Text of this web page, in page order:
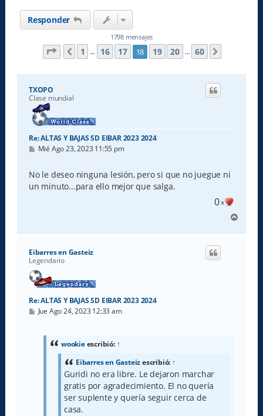
Responder
1798 mensajes
Página 18 de60
Anterior
1 … 16 17 18 19 20 … 60
TXOPO
Clase mundial
Re: ALTAS Y BAJAS SD EIBAR 2023 2024
M
s
a
j
Mié Ago 23, 2023 11:55 pm
No le deseo ninguna lesión, pero si que no juegue ni
un minuto...para ello mejor que salga.
0x
r
Eibarres en Gasteiz
Legendario
Re: ALTAS Y BAJAS SD EIBAR 2023 2024
M
Jue Ago 24, 2023 12:33 am
wookieescribió: ↑
Eibarres en Gasteizescribió: ↑
Guridi no era libre. Le dejaron marchar
gratis por agradecimiento. El no quería
ser suplente y quería seguir cerca de
casa.